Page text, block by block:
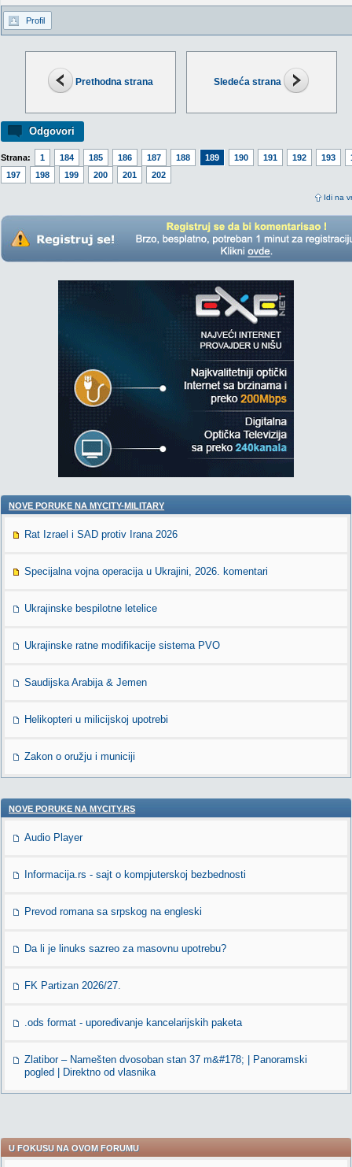
Prethodna strana Sledeća strana
Odgovori
Strana: 1 184 185 186 187 188 189 190 191 192 193
197
198 199 200 201 202
Idi na
Profil
NOVE PORUKE NA MYCITY-MILITARY
Rat Izrael i SAD protiv Irana 2026
Specijalna vojna operacija u Ukrajini, 2026. komentari
Ukrajinske bespilotne letelice
Ukrajinske ratne modifikacije sistema PVO
Saudijska Arabija & Jemen
Helikopteri u milicijskoj upotrebi
Zakon o oružju i municiji
NOVE PORUKE NA MYCITY.RS
Audio Player
Informacija.rs - sajt o kompjuterskoj bezbednosti
Prevod romana sa srpskog na engleski
Da li je linuks sazreo za masovnu upotrebu?
FK Partizan 2026/27.
.ods format - upoređivanje kancelarijskih paketa
Zlatibor – Namešten dvosoban stan 37 m&#178; | Panoramski
pogled | Direktno od vlasnika
U FOKUSU NA OVOM FORUMU